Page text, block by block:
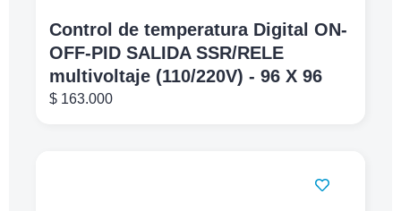
Control de temperatura Digital ON-
OFF-PID SALIDA SSR/RELE
multivoltaje (110/220V) - 96 X 96
$ 163.000